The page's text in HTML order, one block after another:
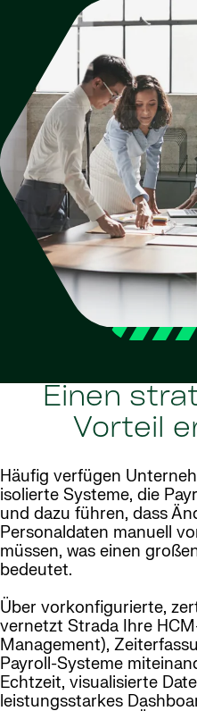
Einen
Vorteil
Häufig verfügen
isolierte Systeme, die
und dazu führen, dass
Personaldaten manuell
müssen, was einen
bedeutet.
Über vorkonfigurierte,
vernetzt Strada Ihre
Management),
Payroll-Systeme
Echtzeit, visualisierte
leistungsstarkes